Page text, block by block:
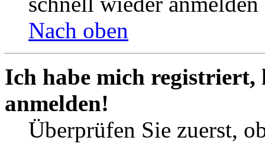
Nach oben
Ich habe mich
anmelden!
Überprüfen Sie zuerst,